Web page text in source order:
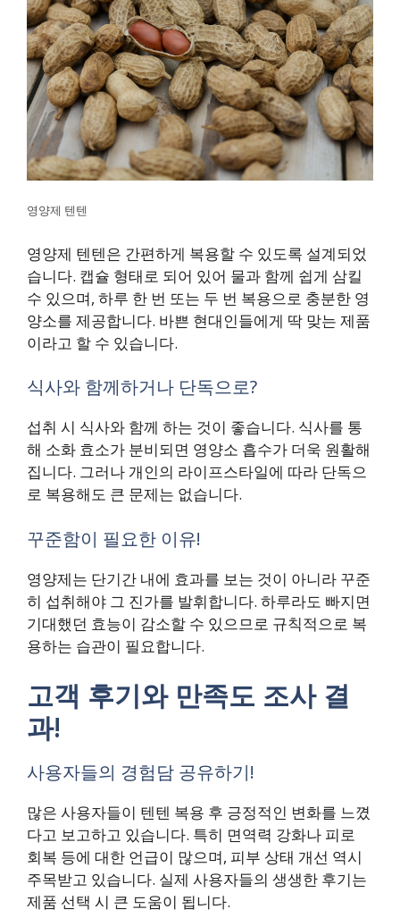
영양제 텐텐
영양제 텐텐은 간편하게 복용할 수 있도록 설계되었
습니다. 캡슐 형태로 되어 있어 물과 함께 쉽게 삼킬
수 있으며, 하루 한 번 또는 두 번 복용으로 충분한 영
양소를 제공합니다. 바쁜 현대인들에게 딱 맞는 제품
이라고 할 수 있습니다.
식사와 함께하거나 단독으로?
섭취 시 식사와 함께 하는 것이 좋습니다. 식사를 통
해 소화 효소가 분비되면 영양소 흡수가 더욱 원활해
집니다. 그러나 개인의 라이프스타일에 따라 단독으
로 복용해도 큰 문제는 없습니다.
꾸준함이 필요한 이유!
영양제는 단기간 내에 효과를 보는 것이 아니라 꾸준
히 섭취해야 그 진가를 발휘합니다. 하루라도 빠지면
기대했던 효능이 감소할 수 있으므로 규칙적으로 복
용하는 습관이 필요합니다.
고객 후기와 만족도 조사 결
과!
사용자들의 경험담 공유하기!
많은 사용자들이 텐텐 복용 후 긍정적인 변화를 느꼈
다고 보고하고 있습니다. 특히 면역력 강화나 피로
회복 등에 대한 언급이 많으며, 피부 상태 개선 역시
주목받고 있습니다. 실제 사용자들의 생생한 후기는
제품 선택 시 큰 도움이 됩니다.